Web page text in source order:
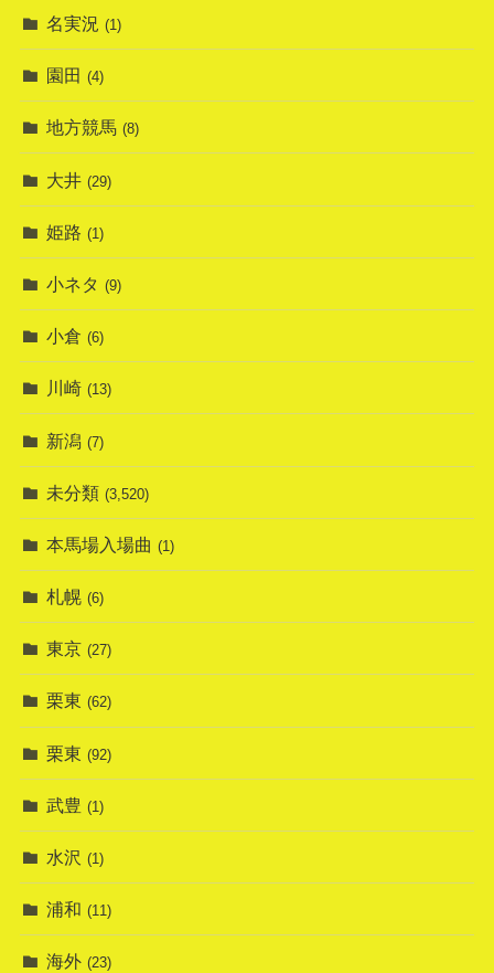
名実況 (1)
園田 (4)
地方競馬 (8)
大井 (29)
姫路 (1)
小ネタ (9)
小倉 (6)
川崎 (13)
新潟 (7)
未分類 (3,520)
本馬場入場曲 (1)
札幌 (6)
東京 (27)
栗東 (62)
栗東 (92)
武豊 (1)
水沢 (1)
浦和 (11)
海外 (23)